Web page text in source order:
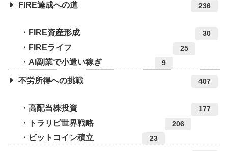
FIRE達成への道 236
FIRE資産形成 30
FIREライフ 25
AI副業で小遣い稼ぎ 9
不労所得への挑戦 407
高配当株投資 177
トラリピ世界戦略 206
ビットコイン積立 23